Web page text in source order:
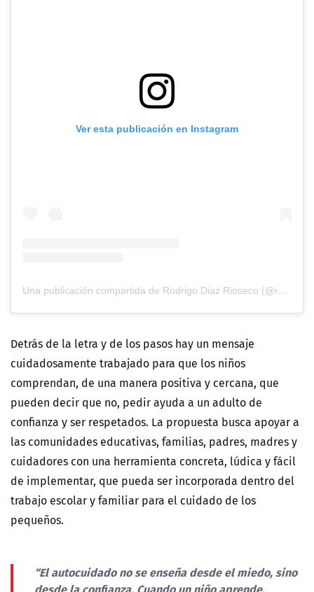
Ver esta publicación en Instagram
Una publicación compartida de Rodrigo Diaz Rioseco (@rodrigodiazrioseco)
Detrás de la letra y de los pasos hay un mensaje
cuidadosamente trabajado para que los niños
comprendan, de una manera positiva y cercana, que
pueden decir que no, pedir ayuda a un adulto de
confianza y ser respetados. La propuesta busca apoyar a
las comunidades educativas, familias, padres, madres y
cuidadores con una herramienta concreta, lúdica y fácil
de implementar, que pueda ser incorporada dentro del
trabajo escolar y familiar para el cuidado de los
pequeños.
“El autocuidado no se enseña desde el miedo, sino